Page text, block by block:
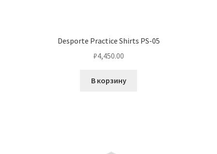
Desporte Practice Shirts PS-05
₽4,450.00
В корзину